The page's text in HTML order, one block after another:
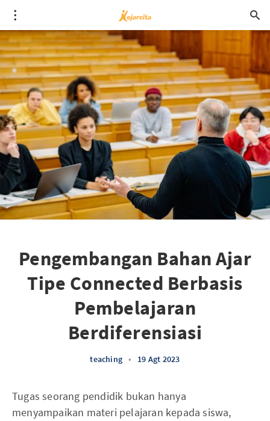
Pengembangan Bahan Ajar
Tipe Connected Berbasis
Pembelajaran
Berdiferensiasi
teaching • 19 Agt 2023
Tugas seorang pendidik bukan hanya
menyampaikan materi pelajaran kepada siswa,